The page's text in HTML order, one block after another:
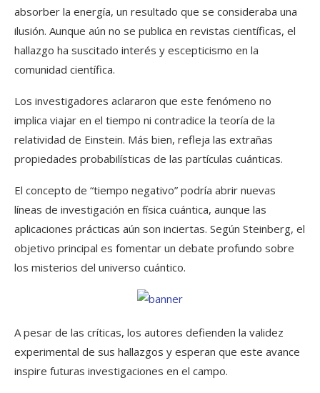
absorber la energía, un resultado que se consideraba una
ilusión. Aunque aún no se publica en revistas científicas, el
hallazgo ha suscitado interés y escepticismo en la
comunidad científica.
Los investigadores aclararon que este fenómeno no
implica viajar en el tiempo ni contradice la teoría de la
relatividad de Einstein. Más bien, refleja las extrañas
propiedades probabilísticas de las partículas cuánticas.
El concepto de “tiempo negativo” podría abrir nuevas
líneas de investigación en física cuántica, aunque las
aplicaciones prácticas aún son inciertas. Según Steinberg, el
objetivo principal es fomentar un debate profundo sobre
los misterios del universo cuántico.
A pesar de las críticas, los autores defienden la validez
experimental de sus hallazgos y esperan que este avance
inspire futuras investigaciones en el campo.